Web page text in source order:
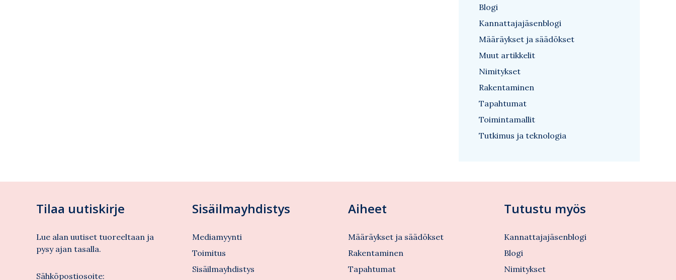
Blogi
Kannattajajäsenblogi
Määräykset ja säädökset
Muut artikkelit
Nimitykset
Rakentaminen
Tapahtumat
Toimintamallit
Tutkimus ja teknologia
Tilaa uutiskirje
Lue alan uutiset tuoreeltaan ja
pysy ajan tasalla.
Sähköpostiosoite:
Sisäilmayhdistys
Mediamyynti
Toimitus
Sisäilmayhdistys
Aiheet
Määräykset ja säädökset
Rakentaminen
Tapahtumat
Tutustu myös
Kannattajajäsenblogi
Blogi
Nimitykset